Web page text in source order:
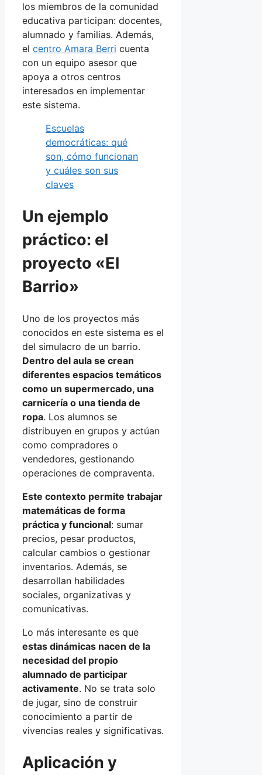
los miembros de la comunidad
educativa participan: docentes,
alumnado y familias. Además,
el centro Amara Berri cuenta
con un equipo asesor que
apoya a otros centros
interesados en implementar
este sistema.
Escuelas
democráticas: qué
son, cómo funcionan
y cuáles son sus
claves
Un ejemplo
práctico: el
proyecto «El
Barrio»
Uno de los proyectos más
conocidos en este sistema es el
del simulacro de un barrio.
Dentro del aula se crean
diferentes espacios temáticos
como un supermercado, una
carnicería o una tienda de
ropa. Los alumnos se
distribuyen en grupos y actúan
como compradores o
vendedores, gestionando
operaciones de compraventa.
Este contexto permite trabajar
matemáticas de forma
práctica y funcional: sumar
precios, pesar productos,
calcular cambios o gestionar
inventarios. Además, se
desarrollan habilidades
sociales, organizativas y
comunicativas.
Lo más interesante es que
estas dinámicas nacen de la
necesidad del propio
alumnado de participar
activamente. No se trata solo
de jugar, sino de construir
conocimiento a partir de
vivencias reales y significativas.
Aplicación y